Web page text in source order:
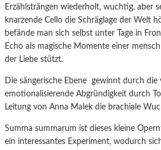
Erzählsträngen wiederholt, wuchtig, aber
knarzende Cello die Schräglage der Welt
befände man sich selbst unter Tage in
Echo als magische Momente einer
der Liebe stützt.
Die sängerische Ebene gewinnt durch
emotionalisierende Abgründigkeit durch
Leitung von Anna Malek die brachiale
Summa summarum ist dieses kleine
ein interessantes Experiment, wodurch